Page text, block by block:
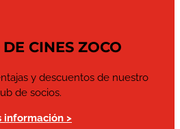
CINES ZOCO
y descuentos de nuestro
de socios.
información >